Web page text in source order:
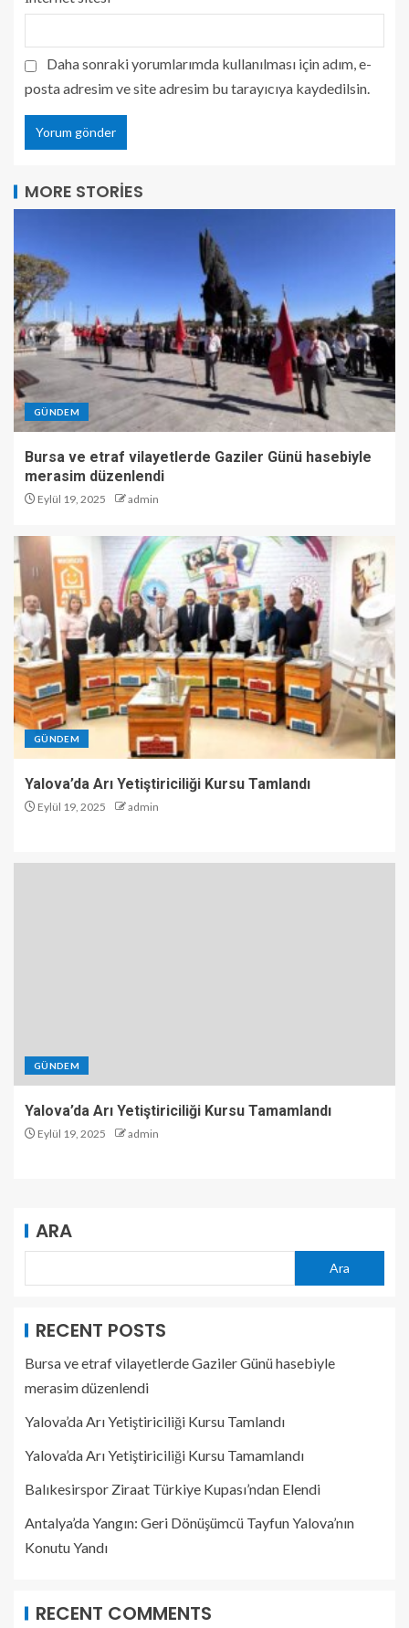
Daha sonraki yorumlarımda kullanılması için adım, e-
posta adresim ve site adresim bu tarayıcıya kaydedilsin.
MORE STORIES
GÜNDEM
Bursa ve etraf vilayetlerde Gaziler Günü hasebiyle
merasim düzenlendi
Eylül 19, 2025 admin
GÜNDEM
Yalova’da Arı Yetiştiriciliği Kursu Tamlandı
Eylül 19, 2025 admin
GÜNDEM
Yalova’da Arı Yetiştiriciliği Kursu Tamamlandı
Eylül 19, 2025 admin
ARA
Ara
RECENT POSTS
Bursa ve etraf vilayetlerde Gaziler Günü hasebiyle
merasim düzenlendi
Yalova’da Arı Yetiştiriciliği Kursu Tamlandı
Yalova’da Arı Yetiştiriciliği Kursu Tamamlandı
Balıkesirspor Ziraat Türkiye Kupası’ndan Elendi
Antalya’da Yangın: Geri Dönüşümcü Tayfun Yalova’nın
Konutu Yandı
RECENT COMMENTS